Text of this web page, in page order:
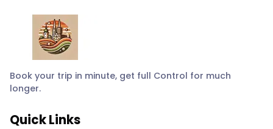
Book your trip in minute, get full Control for much
longer.
Quick Links